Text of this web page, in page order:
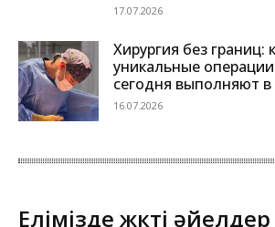
17.07.2026
Хирургия без границ:
уникальные операции
сегодня выполняют
16.07.2026